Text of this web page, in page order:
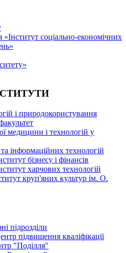
«Інститут соціально-економічних
і природокористування
медицини і технологій у
інформаційних технологій
бізнесу і фінансів
харчових технологій
круп'яних культур ім. О.
підрозділи
підвищення кваліфікації
"Поділля"